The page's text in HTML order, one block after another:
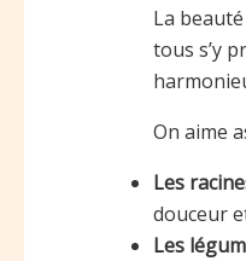
La
tous s’y
On aime
Les
douceur
Les